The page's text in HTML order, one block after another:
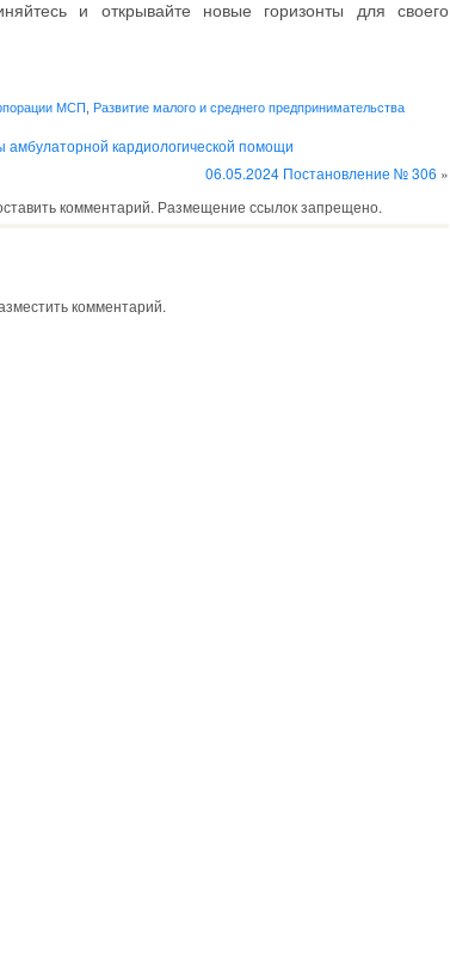
и открывайте новые горизонты для своего
МСП Развитие малого и среднего предпринимательства
кардиологической помощи
06.05.2024 Постановление № 306 »
комментарий. Размещение ссылок запрещено.
комментарий.